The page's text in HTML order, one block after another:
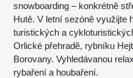
snowboarding – konkrétně
Hutě. V letní sezóně využijte
turistických a
Orlické přehradě, rybníku
Borovany. Vyhledávanou
rybaření a houbaření.